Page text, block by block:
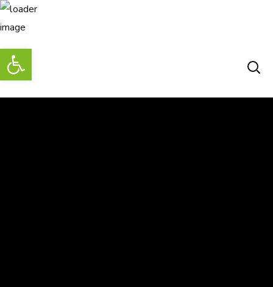
Abrir barra de herramientas